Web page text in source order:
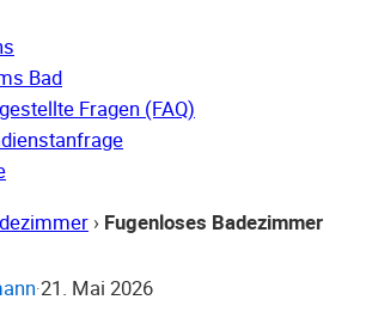
Bad
Fragen (FAQ)
› Fugenloses Badezimmer
·21. Mai 2026